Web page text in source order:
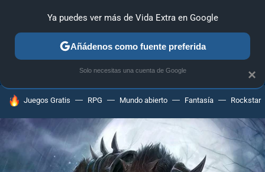
ANÁLISIS GUÍAS Y TRUCOS PC SONY NINTENDO
HOY SE HABLA DE
Juegos Gratis RPG Mundo abierto Fantasía Rockstar
×
Ya puedes ver más de Vida Extra en Google
Añádenos como fuente preferida
Solo necesitas una cuenta de Google